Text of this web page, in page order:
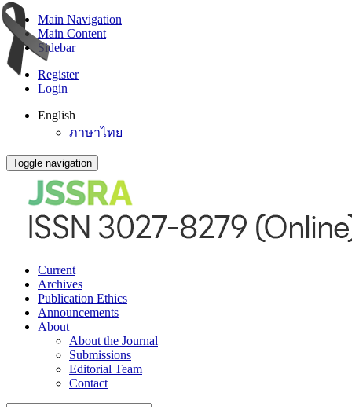
Main Navigation
Main Content
Sidebar
Register
Login
English
ภาษาไทย
Toggle navigation
Current
Archives
Publication Ethics
Announcements
About
About the Journal
Submissions
Editorial Team
Contact